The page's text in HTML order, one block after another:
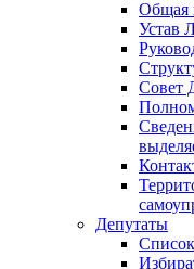
Общая
Устав
Совет
Депутаты
Список